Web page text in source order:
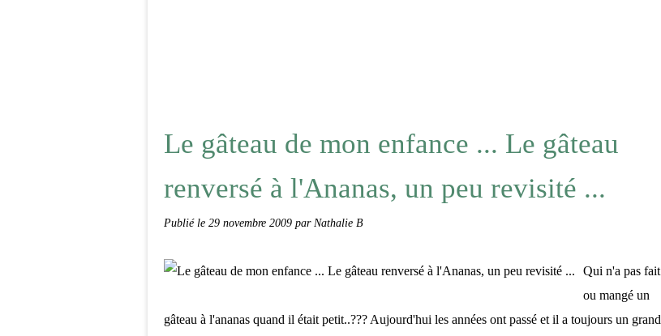
Le gâteau de mon enfance ... Le gâteau
renversé à l'Ananas, un peu revisité ...
Publié le 29 novembre 2009 par Nathalie B
Qui n'a pas fait
ou mangé un
gâteau à l'ananas quand il était petit..??? Aujourd'hui les années ont passé et il a toujours un grand